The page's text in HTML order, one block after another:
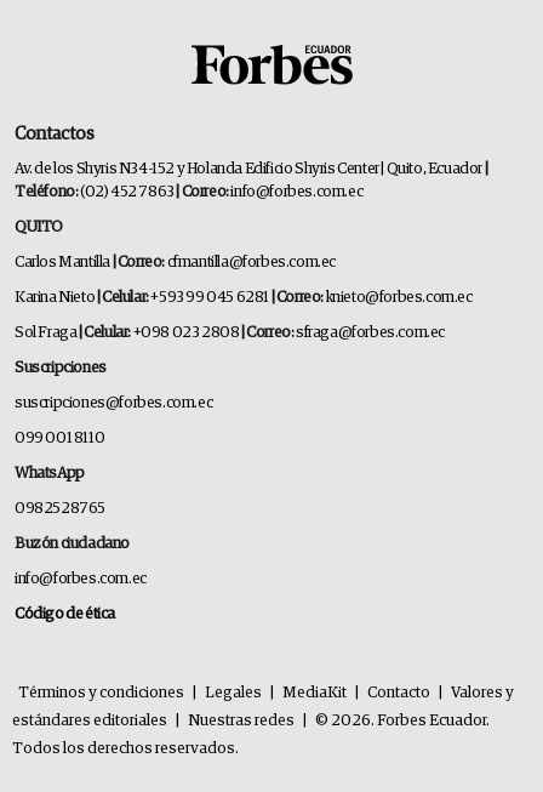
Contactos
Av. de los Shyris N34-152 y Holanda Edificio Shyris Center | Quito, Ecuador
Teléfono:(02) 452 7863 | Correo:info@forbes.com.ec
QUITO
Carlos Mantilla | Correo:cfmantilla@forbes.com.ec
Karina Nieto | Celular:+593 99 045 6281 | Correo:knieto@forbes.com.ec
Sol Fraga| Celular:+098 023 2808 | Correo:sfraga@forbes.com.ec
Suscripciones
suscripciones@forbes.com.ec
099 001 8110
WhatsApp
0982528765
Buzón ciudadano
info@forbes.com.ec
Código de ética
Términos y condiciones Legales MediaKit Contacto
Valores y
estándares editoriales
Nuestras redes
© 2026. Forbes Ecuador.
Todos los derechos reservados.